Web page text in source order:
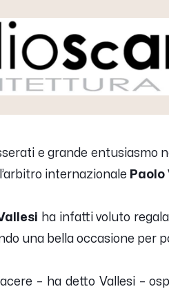
e grande entusiasmo
internazionale Paolo
ha infatti voluto
una bella occasione per
– ha detto Vallesi –